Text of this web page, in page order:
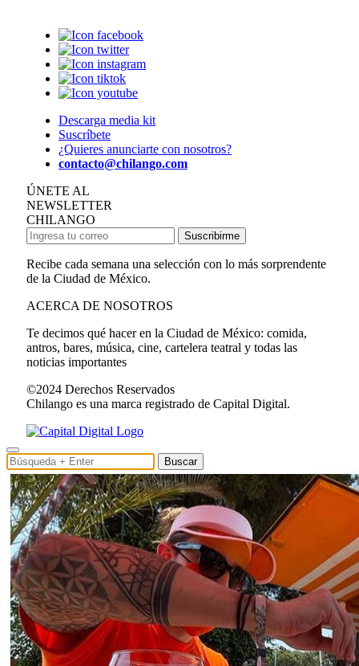
Descarga media kit
Suscríbete
¿Quieres anunciarte con nosotros?
contacto@chilango.com
ÚNETE AL
NEWSLETTER
CHILANGO
Suscribirme
Recibe cada semana una selección con lo más sorprendente
de la Ciudad de México.
ACERCA DE NOSOTROS
Te decimos qué hacer en la Ciudad de México: comida,
antros, bares, música, cine, cartelera teatral y todas las
noticias importantes
©2024 Derechos Reservados
Chilango es una marca registrado de Capital Digital.
Buscar